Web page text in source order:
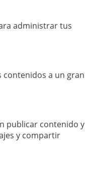
administrar tus
contenidos a un gran
publicar contenido y
y compartir